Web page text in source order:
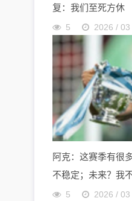
复：我们至死方休
5 2026 / 03
阿克：这赛季有很
不稳定；未来？我
5 2026 / 03